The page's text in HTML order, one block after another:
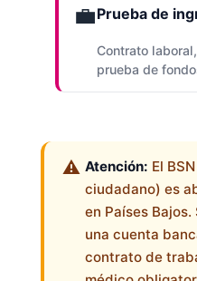
💼Prueba de
Contrato
prueba de
Atención: El
ciudadano) es
en Países
una cuenta
contrato de